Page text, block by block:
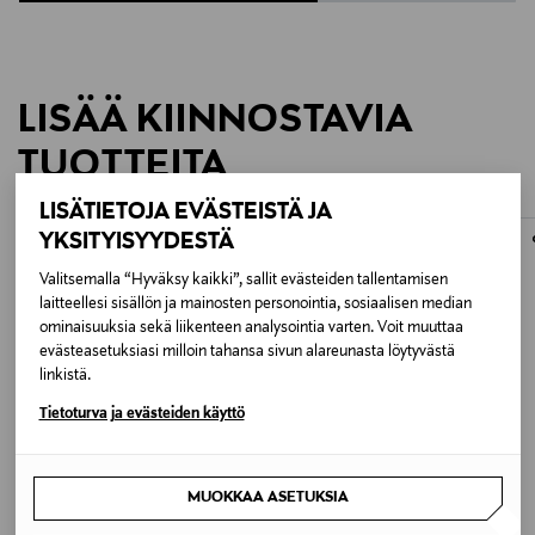
LISÄTIETOJA EVÄSTEISTÄ JA
YKSITYISYYDESTÄ
Valitsemalla “Hyväksy kaikki”, sallit evästeiden tallentamisen
laitteellesi sisällön ja mainosten personointia, sosiaalisen median
ominaisuuksia sekä liikenteen analysointia varten. Voit muuttaa
evästeasetuksiasi milloin tahansa sivun alareunasta löytyvästä
linkistä.
Tietoturva ja evästeiden käyttö
MUOKKAA ASETUKSIA
- Materiaali takapyörät: Pneumaattinen
LISÄÄ KIINNOSTAVIA
TUOTTEITA
FOUR REASONS
ETUKUPONKITUOTE
JOSEPH RIBKOFF